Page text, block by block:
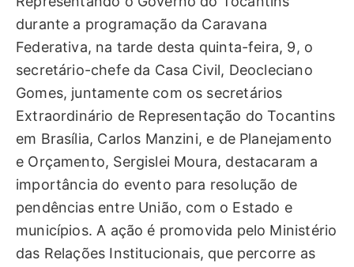
durante a programação da Caravana
Federativa, na tarde desta quinta-feira, 9, o
secretário-chefe da Casa Civil, Deocleciano
Gomes, juntamente com os secretários
Extraordinário de Representação do Tocantins
em Brasília, Carlos Manzini, e de Planejamento
e Orçamento, Sergislei Moura, destacaram a
importância do evento para resolução de
pendências entre União, com o Estado e
municípios. A ação é promovida pelo Ministério
das Relações Institucionais, que percorre as